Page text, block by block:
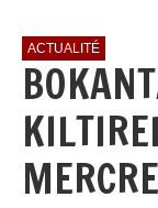
ACTUALITÉ